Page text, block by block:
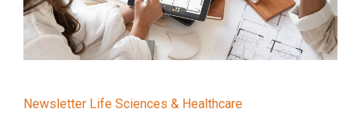
Newsletter Life Sciences & Healthcare